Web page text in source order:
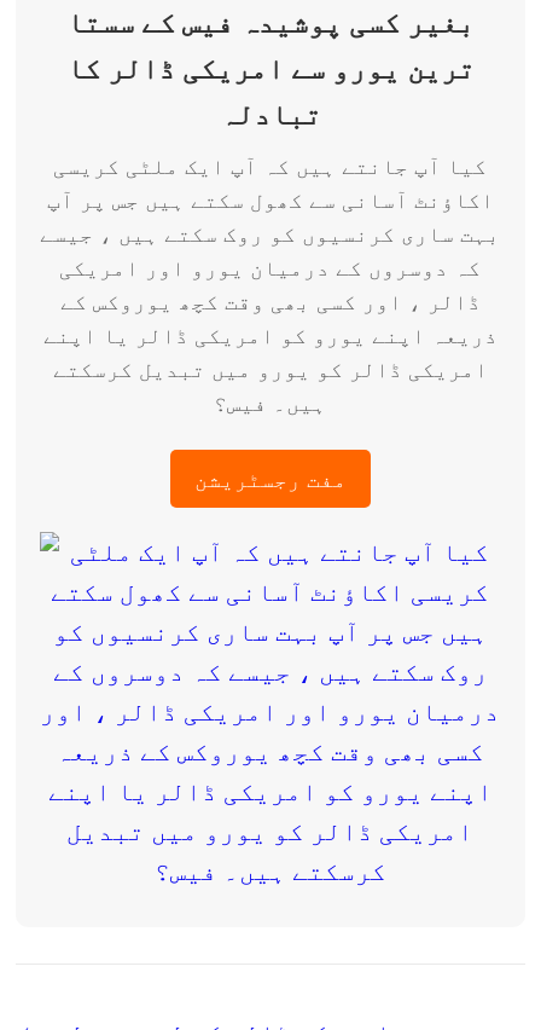
بغیر کسی پوشیدہ فیس کے سستا
ترین یورو سے امریکی ڈالر کا
تبادلہ
کیا آپ جانتے ہیں کہ آپ ایک ملٹی کریسی
اکاؤنٹ آسانی سے کھول سکتے ہیں جس پر آپ
بہت ساری کرنسیوں کو روک سکتے ہیں ، جیسے
کہ دوسروں کے درمیان یورو اور امریکی
ڈالر ، اور کسی بھی وقت کچھ یوروکس کے
ذریعہ اپنے یورو کو امریکی ڈالر یا اپنے
امریکی ڈالر کو یورو میں تبدیل کرسکتے
ہیں۔ فیس؟
مفت رجسٹریشن